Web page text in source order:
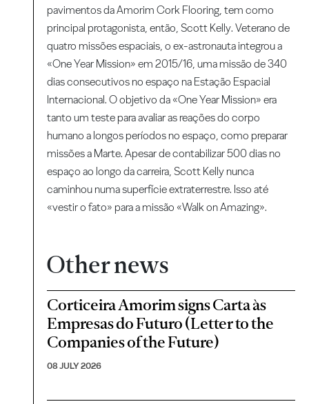
pavimentos da Amorim Cork Flooring, tem como
principal protagonista, então, Scott Kelly. Veterano de
quatro missões espaciais, o ex-astronauta integrou a
«One Year Mission» em 2015/16, uma missão de 340
dias consecutivos no espaço na Estação Espacial
Internacional. O objetivo da «One Year Mission» era
tanto um teste para avaliar as reações do corpo
humano a longos períodos no espaço, como preparar
missões a Marte. Apesar de contabilizar 500 dias no
espaço ao longo da carreira, Scott Kelly nunca
caminhou numa superfície extraterrestre. Isso até
«vestir o fato» para a missão «Walk on Amazing».
Other news
Corticeira Amorim signs Carta às
Empresas do Futuro (Letter to the
Companies of the Future)
08 JULY 2026